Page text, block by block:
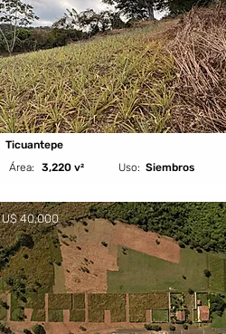
Ticuantepe
Área:
3,220 v² Siembros
Uso:
U$ 40,000